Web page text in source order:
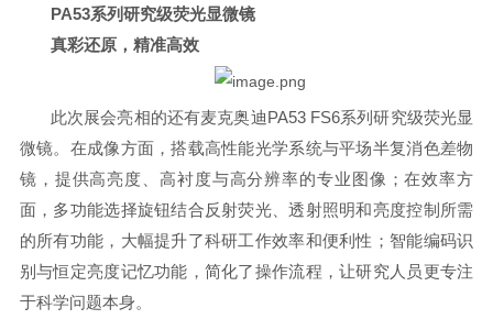
PA53系列研究级荧光显微镜
真彩还原，精准高效
此次展会亮相的还有麦克奥迪PA53 FS6系列研究级荧光显
微镜。在成像方面，搭载高性能光学系统与平场半复消色差物
镜，提供高亮度、高衬度与高分辨率的专业图像；在效率方
面，多功能选择旋钮结合反射荧光、透射照明和亮度控制所需
的所有功能，大幅提升了科研工作效率和便利性；智能编码识
别与恒定亮度记忆功能，简化了操作流程，让研究人员更专注
于科学问题本身。